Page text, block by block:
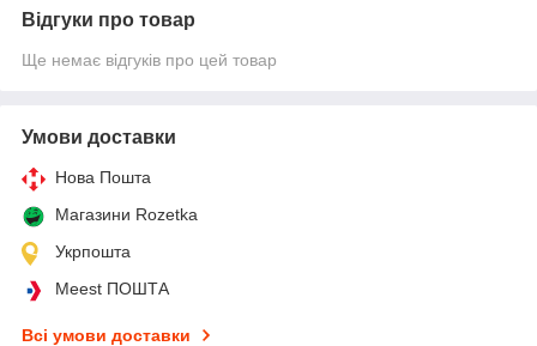
Відгуки про товар
Ще немає відгуків про цей товар
Умови доставки
Нова Пошта
Магазини Rozetka
Укрпошта
Meest ПОШТА
Всі умови доставки